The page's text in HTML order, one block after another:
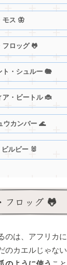
モス 🦋
フロッグ 🐸
ト・シュルー 🐘
ア・ビートル 🐞
ウカンバー 🌊
ルビー 🐰
フロッグ 🐸
のは、アフリカ
のカエルじゃない